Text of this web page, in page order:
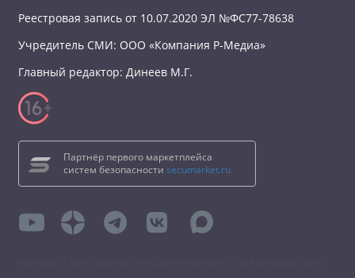
Реестровая запись от 10.07.2020 ЭЛ №ФС77-78638
Учредитель СМИ: ООО «Компания Р-Медиа»
Главный редактор: Динеев М.Г.
Партнёр первого маркетплейса
систем безопасности secumarket.ru